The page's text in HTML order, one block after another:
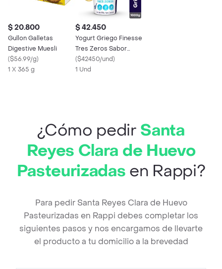
$ 20.800
Gullon Galletas
Digestive Muesli
($56.99/g)
1 X 365 g
$ 42.450
Yogurt Griego Finesse
Tres Zeros Sabor
Natural (1000 Gr)
($42450/und)
1 Und
¿Cómo pedir Santa
Reyes Clara de Huevo
Pasteurizadas en Rappi?
Para pedir Santa Reyes Clara de Huevo
Pasteurizadas en Rappi debes completar los
siguientes pasos y nos encargamos de llevarte
el producto a tu domicilio a la brevedad